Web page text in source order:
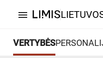
menu
VERTYBĖS